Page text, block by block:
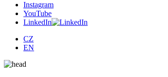
Instagram
YouTube
LinkedIn
CZ
EN